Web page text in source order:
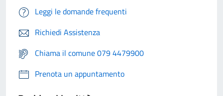
Leggi le domande frequenti
Richiedi Assistenza
Chiama il comune 079 4479900
Prenota un appuntamento